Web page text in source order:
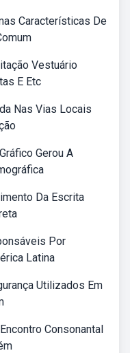
Características De
Vestuário
E Etc
Nas Vias Locais
Gerou A
Da Escrita
Por
Latina
Utilizados Em
Consonantal